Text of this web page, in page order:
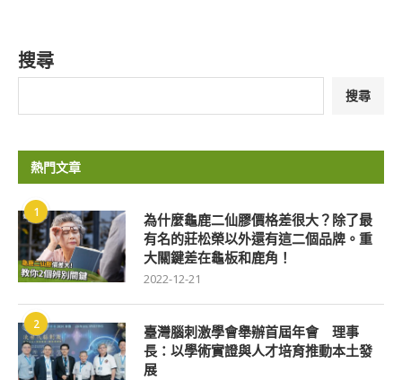
搜尋
搜尋
熱門文章
1
為什麼龜鹿二仙膠價格差很大？除了最
有名的莊松榮以外還有這二個品牌。重
大關鍵差在龜板和鹿角！
2022-12-21
2
臺灣腦刺激學會舉辦首屆年會 理事
長：以學術實證與人才培育推動本土發
展